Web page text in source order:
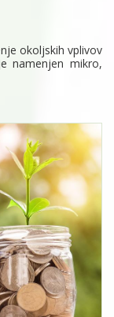
okoljskih vplivov
namenjen mikro,